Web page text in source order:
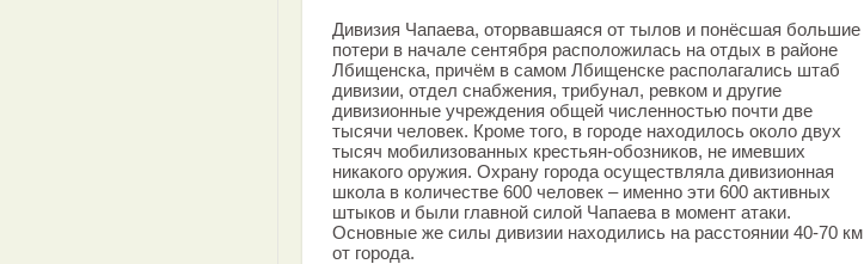
Дивизия Чапаева, оторвавшаяся от тылов и понёсшая большие
потери в начале сентября расположилась на отдых в районе
Лбищенска, причём в самом Лбищенске располагались штаб
дивизии, отдел снабжения, трибунал, ревком и другие
дивизионные учреждения общей численностью почти две
тысячи человек. Кроме того, в городе находилось около двух
тысяч мобилизованных крестьян-обозников, не имевших
никакого оружия. Охрану города осуществляла дивизионная
школа в количестве 600 человек – именно эти 600 активных
штыков и были главной силой Чапаева в момент атаки.
Основные же силы дивизии находились на расстоянии 40-70 км
от города.